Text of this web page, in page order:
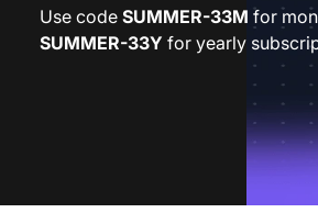
Use code SUMMER-33M for
SUMMER-33Y for yearly